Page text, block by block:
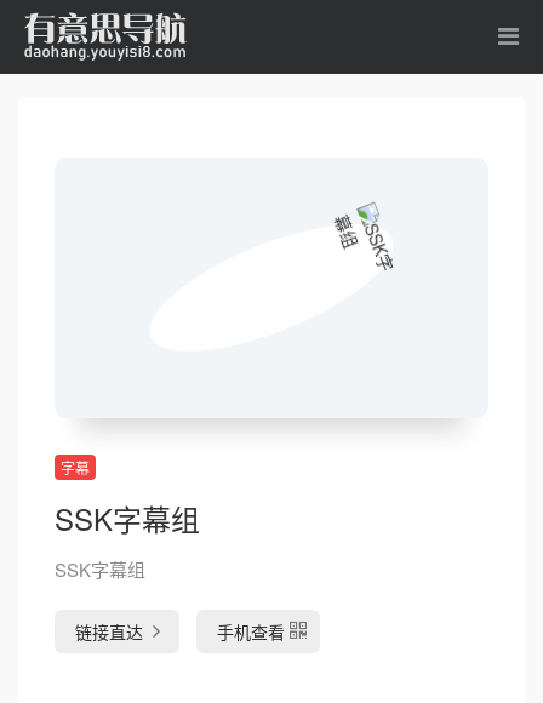
字幕
SSK字幕组
SSK字幕组
链接直达 手机查看